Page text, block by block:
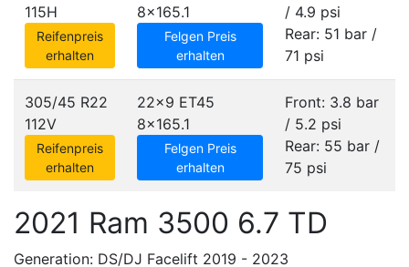
115H
Reifenpreis
erhalten
8x165.1
Felgen Preis
erhalten
/ 4.9 psi
Rear: 51 bar /
71 psi
305/45 R22
112V
Reifenpreis
erhalten
22x9 ET45
8x165.1
Felgen Preis
erhalten
Front: 3.8 bar
/ 5.2 psi
Rear: 55 bar /
75 psi
2021 Ram 3500 6.7 TD
Generation: DS/DJ Facelift 2019 - 2023